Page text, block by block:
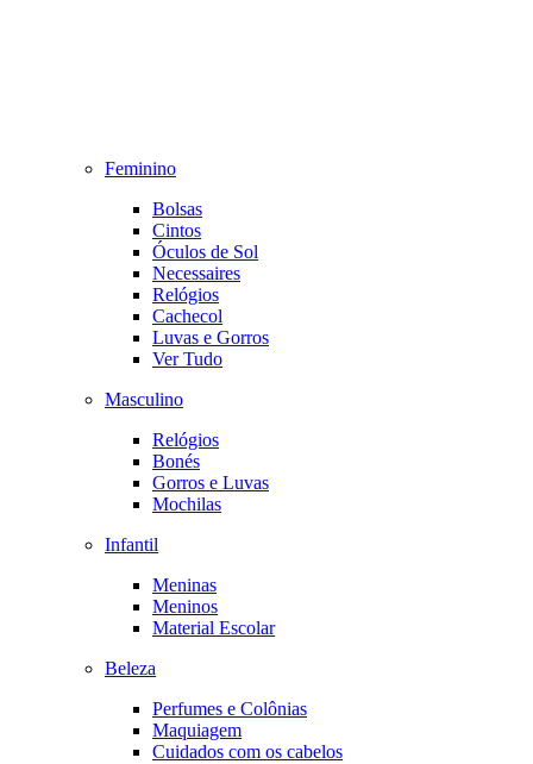
Feminino
Bolsas
Cintos
Óculos de Sol
Necessaires
Relógios
Cachecol
Luvas e Gorros
Ver Tudo
Masculino
Relógios
Bonés
Gorros e Luvas
Mochilas
Infantil
Meninas
Meninos
Material Escolar
Beleza
Perfumes e Colônias
Maquiagem
Cuidados com os cabelos